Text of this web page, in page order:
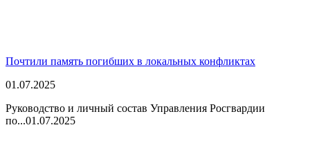
Почтили память погибших в локальных конфликтах
01.07.2025
Руководство и личный состав Управления Росгвардии
по...01.07.2025